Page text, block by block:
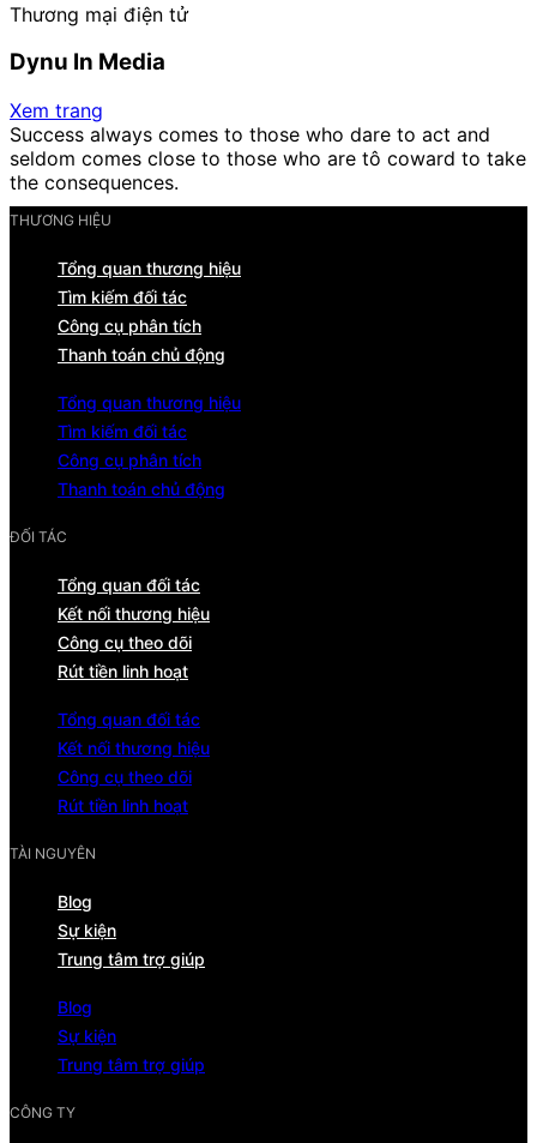
Thương mại điện tử
Dynu In Media
Xem trang
Success always comes to those who dare to act and
seldom comes close to those who are tô coward to take
the consequences.
THƯƠNG HIỆU
Tổng quan thương hiệu
Tìm kiếm đối tác
Công cụ phân tích
Thanh toán chủ động
Tổng quan thương hiệu
Tìm kiếm đối tác
Công cụ phân tích
Thanh toán chủ động
ĐỐI TÁC
Tổng quan đối tác
Kết nối thương hiệu
Công cụ theo dõi
Rút tiền linh hoạt
Tổng quan đối tác
Kết nối thương hiệu
Công cụ theo dõi
Rút tiền linh hoạt
TÀI NGUYÊN
Blog
Sự kiện
Trung tâm trợ giúp
Blog
Sự kiện
Trung tâm trợ giúp
CÔNG TY